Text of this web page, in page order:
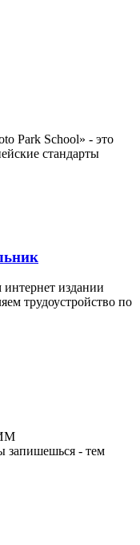
Park School» - это
стандарты
издании
трудоустройство по
- тем